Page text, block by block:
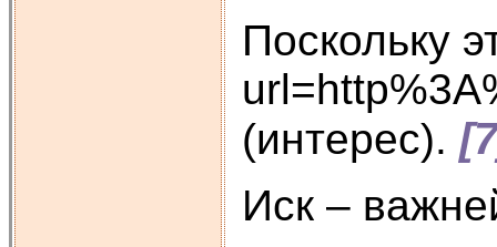
Поскольку
(интерес).
Иск –